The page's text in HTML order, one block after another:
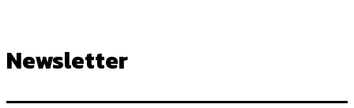
Newsletter